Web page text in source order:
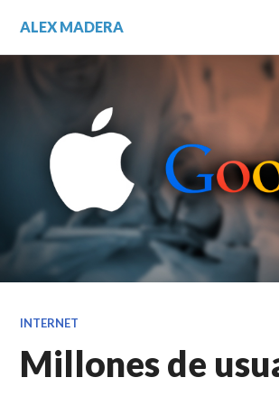
contenido.
ALEX MADERA
INTERNET
Millones de